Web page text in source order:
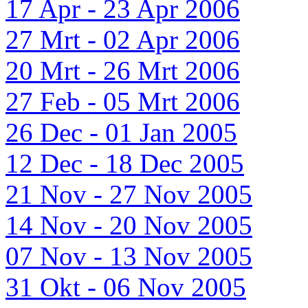
17 Apr - 23 Apr 2006
27 Mrt - 02 Apr 2006
20 Mrt - 26 Mrt 2006
27 Feb - 05 Mrt 2006
26 Dec - 01 Jan 2005
12 Dec - 18 Dec 2005
21 Nov - 27 Nov 2005
14 Nov - 20 Nov 2005
07 Nov - 13 Nov 2005
31 Okt - 06 Nov 2005